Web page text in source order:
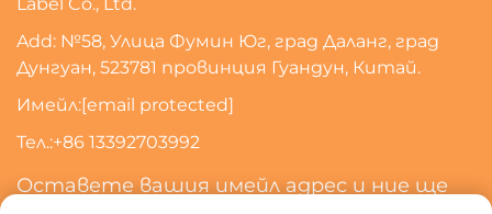
Add: №58, Улица Фумин Юг, град Даланг, град
Дунгуан, 523781 провинция Гуандун, Китай.
Имейл:[email protected]
Тел.:+86 13392703992
Оставете вашия имейл адрес и ние ще